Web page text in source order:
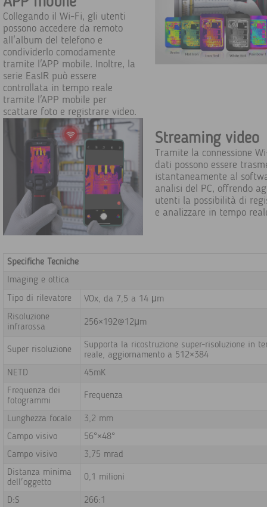
Collegando il Wi-Fi, gli utenti
possono accedere da remoto
all'album del telefono e
condividerlo comodamente
tramite l'APP mobile. Inoltre, la
serie EasIR può essere
controllata in tempo reale
tramite l'APP mobile per
scattare foto e registrare video.
Streaming video
Tramite la connessione
dati possono essere
istantaneamente al
analisi del PC, offrendo
utenti la possibilità di
e analizzare in tempo
Specifiche Tecniche
Imaging e ottica
Tipo di rilevatore
VOx, da 7,5 a 14 μm
Risoluzione
infrarossa
256×192@12μm
Super risoluzione
Supporta la ricostruzione super-risoluzione in
reale, aggiornamento a 512×384
NETD
45mK
Frequenza dei
fotogrammi
Frequenza
Lunghezza focale
3,2 mm
Campo visivo
56°×48°
Campo visivo
3,75 mrad
Distanza minima
dell'oggetto
0,1 milioni
D:S
266:1